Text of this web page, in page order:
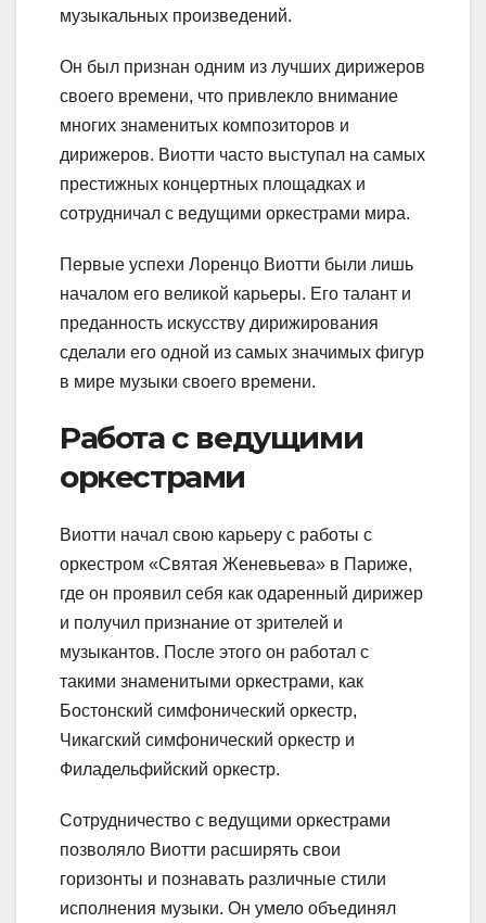
музыкальных произведений.
Он был признан одним из лучших дирижеров
своего времени, что привлекло внимание
многих знаменитых композиторов и
дирижеров. Виотти часто выступал на самых
престижных концертных площадках и
сотрудничал с ведущими оркестрами мира.
Первые успехи Лоренцо Виотти были лишь
началом его великой карьеры. Его талант и
преданность искусству дирижирования
сделали его одной из самых значимых фигур
в мире музыки своего времени.
Работа с ведущими
оркестрами
Виотти начал свою карьеру с работы с
оркестром «Святая Женевьева» в Париже,
где он проявил себя как одаренный дирижер
и получил признание от зрителей и
музыкантов. После этого он работал с
такими знаменитыми оркестрами, как
Бостонский симфонический оркестр,
Чикагский симфонический оркестр и
Филадельфийский оркестр.
Сотрудничество с ведущими оркестрами
позволяло Виотти расширять свои
горизонты и познавать различные стили
исполнения музыки. Он умело объединял